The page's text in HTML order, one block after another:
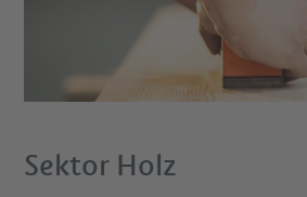
Sektor Holz